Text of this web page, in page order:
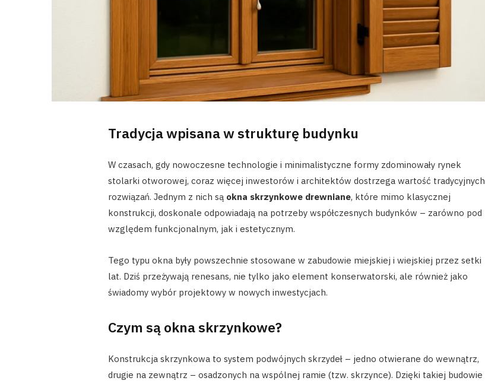
Tradycja wpisana w strukturę budynku
W czasach, gdy nowoczesne technologie i minimalistyczne formy zdominowały rynek
stolarki otworowej, coraz więcej inwestorów i architektów dostrzega wartość tradycyjnych
rozwiązań. Jednym z nich są okna skrzynkowe drewniane, które mimo klasycznej
konstrukcji, doskonale odpowiadają na potrzeby współczesnych budynków – zarówno pod
względem funkcjonalnym, jak i estetycznym.
Tego typu okna były powszechnie stosowane w zabudowie miejskiej i wiejskiej przez setki
lat. Dziś przeżywają renesans, nie tylko jako element konserwatorski, ale również jako
świadomy wybór projektowy w nowych inwestycjach.
Czym są okna skrzynkowe?
Konstrukcja skrzynkowa to system podwójnych skrzydeł – jedno otwierane do wewnątrz,
drugie na zewnątrz – osadzonych na wspólnej ramie (tzw. skrzynce). Dzięki takiej budowie